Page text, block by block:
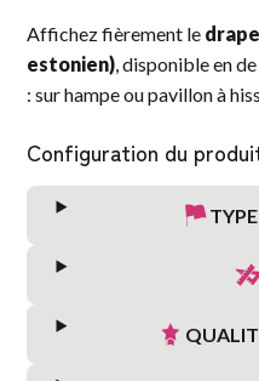
Affichez fièrement le
estonien), disponible en
: sur hampe ou pavillon à
Configuration du